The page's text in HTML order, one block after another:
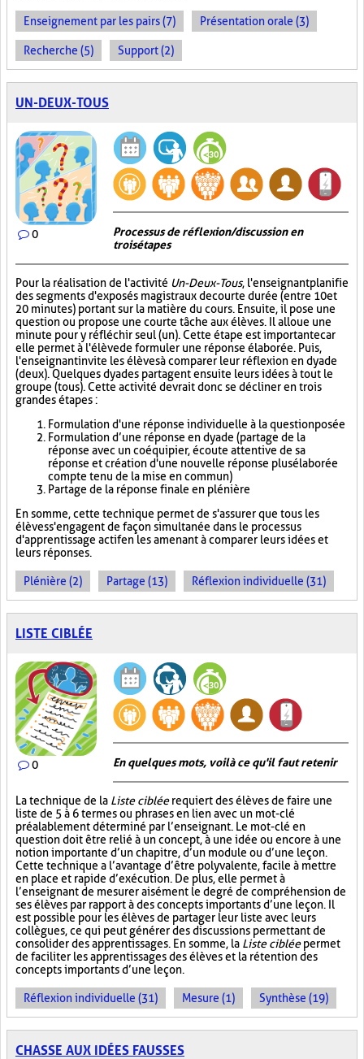
Enseignement par les pairs (7) Présentation orale (3)
Recherche (5) Support (2)
UN-DEUX-TOUS
0
Processus de réflexion/discussion en
trois étapes
Pour la réalisation de l'activité Un-Deux-Tous, l'enseignant planifie
des segments d'exposés magistraux de courte durée (entre 10 et
20 minutes) portant sur la matière du cours. Ensuite, il pose une
question ou propose une courte tâche aux élèves. Il alloue une
minute pour y réfléchir seul (un). Cette étape est importante car
elle permet à l'élève de formuler une réponse élaborée. Puis,
l'enseignant invite les élèves à comparer leur réflexion en dyade
(deux). Quelques dyades partagent ensuite leurs idées à tout le
groupe (tous). Cette activité devrait donc se décliner en trois
grandes étapes :
Formulation d'une réponse individuelle à la question posée
Formulation d’une réponse en dyade (partage de la
réponse avec un coéquipier, écoute attentive de sa
réponse et création d'une nouvelle réponse plus élaborée
compte tenu de la mise en commun)
Partage de la réponse finale en plénière
En somme, cette technique permet de s'assurer que tous les
élèves s'engagent de façon simultanée dans le processus
d'apprentissage actif en les amenant à comparer leurs idées et
leurs réponses.
Plénière (2) Partage (13) Réflexion individuelle (31)
LISTE CIBLÉE
0 En quelques mots, voilà ce qu'il faut retenir
La technique de la Liste cibléerequiert des élèves de faire une
liste de 5 à 6 termes ou phrases en lien avec un mot-clé
préalablement déterminé par l’enseignant. Le mot-clé en
question doit être relié à un concept, à une idée ou encore à une
notion importante d’un chapitre, d’un module ou d’une leçon.
Cette technique a l’avantage d’être polyvalente, facile à mettre
en place et rapide d’exécution. De plus, elle permet à
l’enseignant de mesurer aisément le degré de compréhension de
ses élèves par rapport à des concepts importants d’une leçon. Il
est possible pour les élèves de partager leur liste avec leurs
collègues, ce qui peut générer des discussions permettant de
consolider des apprentissages. En somme, la Liste cibléepermet
de faciliter les apprentissages des élèves et la rétention des
concepts importants d’une leçon.
Réflexion individuelle (31) Mesure (1) Synthèse (19)
CHASSE AUX IDÉES FAUSSES